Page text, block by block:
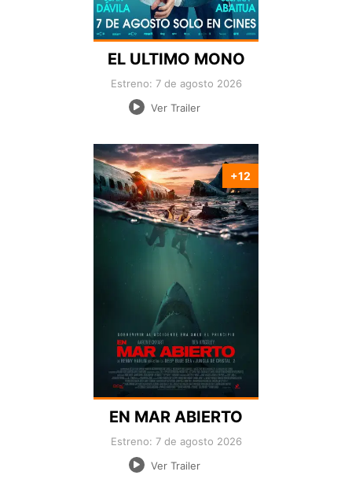
EL ULTIMO MONO
Estreno: 7 de agosto 2026
Ver Trailer
+12
EN MAR ABIERTO
Estreno: 7 de agosto 2026
Ver Trailer
Nacionalidad:
Director:
Duración: